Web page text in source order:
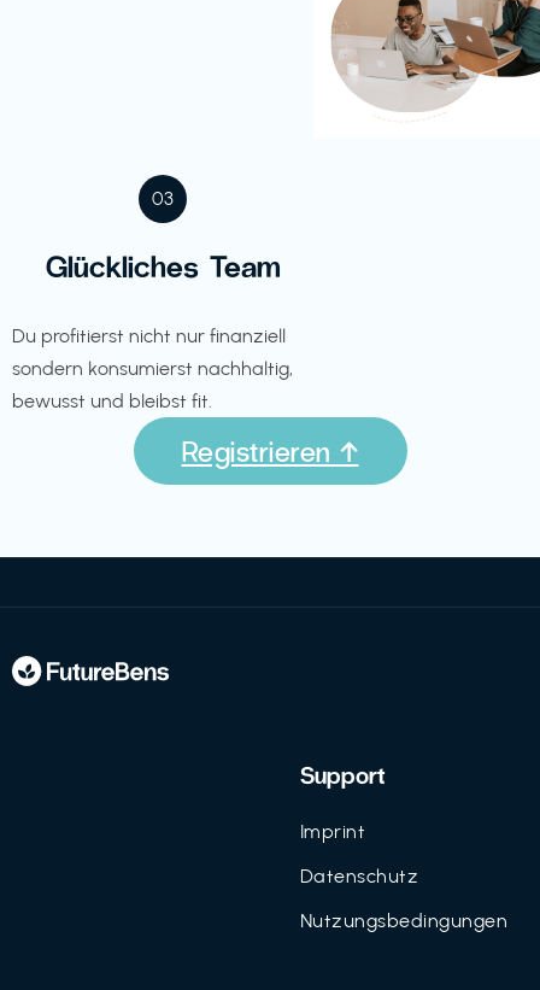
03
Glückliches Team
Du profitierst nicht nur finanziell
sondern konsumierst nachhaltig,
bewusst und bleibst fit.
Registrieren ↑
Support
Imprint
Datenschutz
Nutzungsbedingungen